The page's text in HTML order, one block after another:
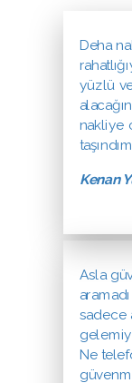
Deha
yüzlü
nakliye
taşındım.
Kenan
Asla
sadece
Ne